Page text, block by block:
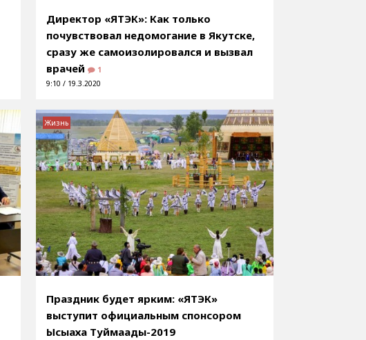
Директор «ЯТЭК»: Как только
почувствовал недомогание в Якутске,
сразу же самоизолировался и вызвал
врачей
1
9:10 / 19.3.2020
Праздник будет ярким: «ЯТЭК»
выступит официальным спонсором
Ысыаха Туймаады-2019
Жизнь